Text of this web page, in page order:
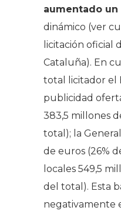
aumentado un
dinámico (ver
licitación oficial
Cataluña). En
total licitador el
publicidad
383,5 millones
total); la
de euros (26%
locales 549,5
del total). Esta
negativamente